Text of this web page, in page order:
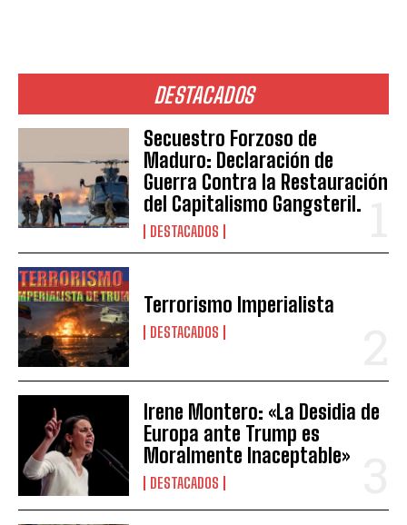
DESTACADOS
Secuestro Forzoso de
Maduro: Declaración de
Guerra Contra la Restauración
del Capitalismo Gangsteril.
DESTACADOS
Terrorismo Imperialista
DESTACADOS
Irene Montero: «La Desidia de
Europa ante Trump es
Moralmente Inaceptable»
DESTACADOS